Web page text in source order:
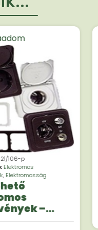
106-p
Elektromos
,Elektromosság
–
aljzat